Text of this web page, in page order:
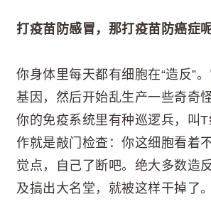
打疫苗防感冒，那打疫苗防癌症呢
你身体里每天都有细胞在“造反”
基因，然后开始乱生产一些奇奇
你的免疫系统里有种巡逻兵，叫
作就是敲门检查：你这细胞看着
觉点，自己了断吧。绝大多数造
及搞出大名堂，就被这样干掉了。